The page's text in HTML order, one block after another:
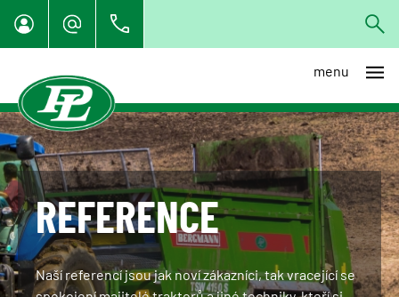
menu
REFERENCE
Naší referencí jsou jak noví zákazníci, tak vracející se